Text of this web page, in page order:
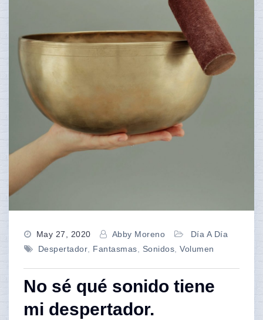
May 27, 2020 Abby Moreno
Día A Día
Despertador
Fantasmas Sonidos Volumen
No sé qué sonido tiene
mi despertador.